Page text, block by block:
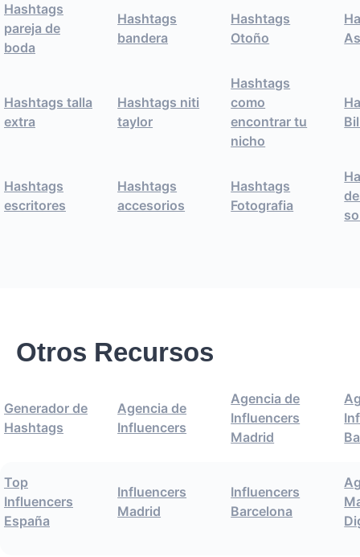
Hashtags
pareja de
boda
Hashtags
bandera
Hashtags
Otoño
Hashtags talla
extra
Hashtags niti
taylor
Hashtags
como
encontrar tu
nicho
Hashtags
escritores
Hashtags
accesorios
Hashtags
Fotografia
Otros Recursos
Generador de
Hashtags
Agencia de
Influencers
Agencia de
Influencers
Madrid
Top
Influencers
España
Influencers
Madrid
Influencers
Barcelona